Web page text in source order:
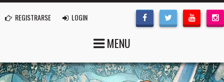
REGISTRARSE LOGIN
MENU